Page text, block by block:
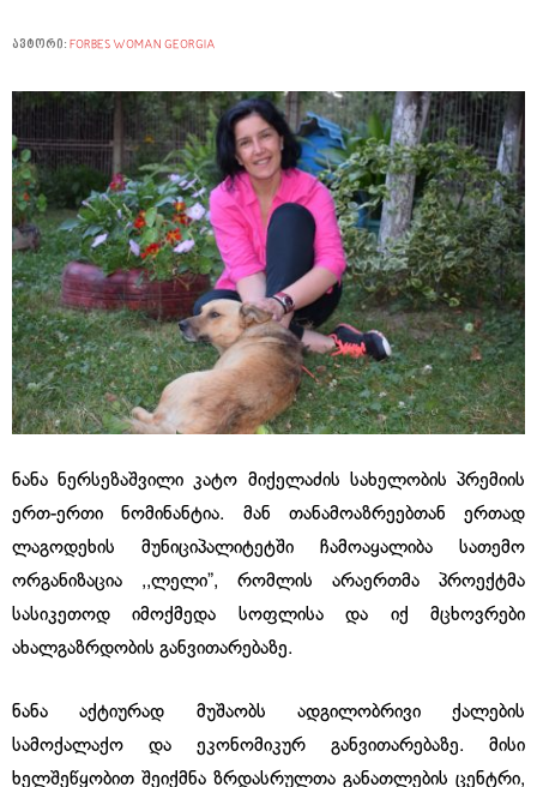
ავტორი: FORBES WOMAN GEORGIA
ნანა ნერსეზაშვილი კატო მიქელაძის სახელობის პრემიის
ერთ-ერთი ნომინანტია. მან თანამოაზრეებთან ერთად
ლაგოდეხის მუნიციპალიტეტში ჩამოაყალიბა სათემო
ორგანიზაცია ,,ლელი”, რომლის არაერთმა პროექტმა
სასიკეთოდ იმოქმედა სოფლისა და იქ მცხოვრები
ახალგაზრდობის განვითარებაზე.
ნანა აქტიურად მუშაობს ადგილობრივი ქალების
სამოქალაქო და ეკონომიკურ განვითარებაზე. მისი
ხელშეწყობით შეიქმნა ზრდასრულთა განათლების ცენტრი,